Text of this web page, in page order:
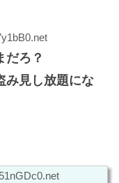
だろ？
み見し放題にな